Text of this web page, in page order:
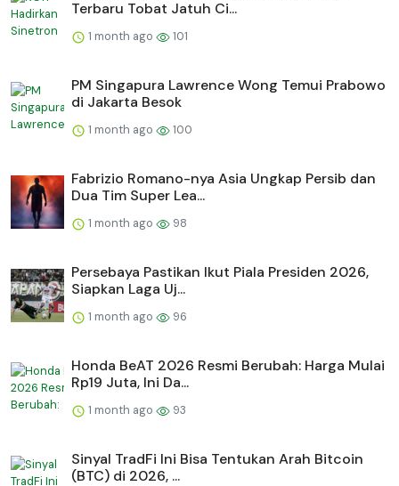
Terbaru Tobat Jatuh Ci...
1 month ago 101
PM Singapura Lawrence Wong Temui Prabowo
di Jakarta Besok
1 month ago 100
Fabrizio Romano-nya Asia Ungkap Persib dan
Dua Tim Super Lea...
1 month ago 98
Persebaya Pastikan Ikut Piala Presiden 2026,
Siapkan Laga Uj...
1 month ago 96
Honda BeAT 2026 Resmi Berubah: Harga Mulai
Rp19 Juta, Ini Da...
1 month ago 93
Sinyal TradFi Ini Bisa Tentukan Arah Bitcoin
(BTC) di 2026, ...